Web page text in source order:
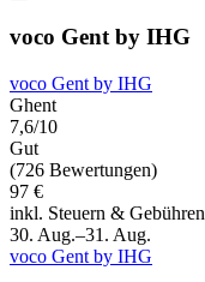
voco Gent by IHG
voco Gent by IHG
Ghent
7,6/10
Gut
(726 Bewertungen)
97 €
inkl. Steuern & Gebühren
30. Aug.–31. Aug.
voco Gent by IHG